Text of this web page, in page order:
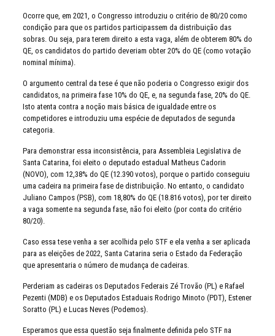
Ocorre que, em 2021, o Congresso introduziu o critério de 80/20 como
condição para que os partidos participassem da distribuição das
sobras. Ou seja, para terem direito a esta vaga, além de obterem 80% do
QE, os candidatos do partido deveriam obter 20% do QE (como votação
nominal mínima).
O argumento central da tese é que não poderia o Congresso exigir dos
candidatos, na primeira fase 10% do QE, e, na segunda fase, 20% do QE.
Isto atenta contra a noção mais básica de igualdade entre os
competidores e introduziu uma espécie de deputados de segunda
categoria.
Para demonstrar essa inconsistência, para Assembleia Legislativa de
Santa Catarina, foi eleito o deputado estadual Matheus Cadorin
(NOVO), com 12,38% do QE (12.390 votos), porque o partido conseguiu
uma cadeira na primeira fase de distribuição. No entanto, o candidato
Juliano Campos (PSB), com 18,80% do QE (18.816 votos), por ter direito
a vaga somente na segunda fase, não foi eleito (por conta do critério
80/20).
Caso essa tese venha a ser acolhida pelo STF e ela venha a ser aplicada
para as eleições de 2022, Santa Catarina seria o Estado da Federação
que apresentaria o número de mudança de cadeiras.
Perderiam as cadeiras os Deputados Federais Zé Trovão (PL) e Rafael
Pezenti (MDB) e os Deputados Estaduais Rodrigo Minoto (PDT), Estener
Soratto (PL) e Lucas Neves (Podemos).
Esperamos que essa questão seja finalmente definida pelo STF na